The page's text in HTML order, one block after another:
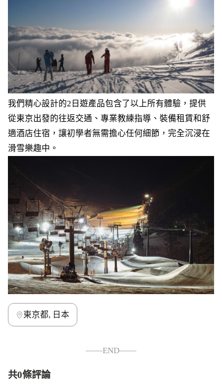
我們精心設計的2日遊產品包含了以上所有體驗，提供
從東京出發的往返交通、專業教練指導、裝備租賃和舒
適酒店住宿，讓初學者無需擔心任何細節，完全沉浸在
滑雪樂趣中。
東京都, 日本
——END——
共0條評論